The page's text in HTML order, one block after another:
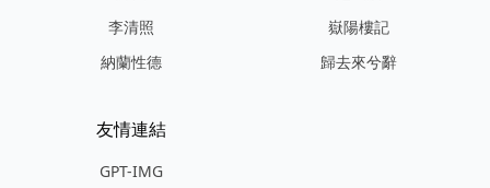
李清照
納蘭性德
嶽陽樓記
歸去來兮辭
友情連結
GPT-IMG